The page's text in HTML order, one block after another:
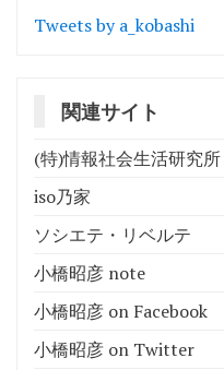
Tweets by a_kobashi
関連サイト
(特)情報社会生活研究所
iso乃家
ソシエテ・リベルテ
小橋昭彦 note
小橋昭彦 on Facebook
小橋昭彦 on Twitter